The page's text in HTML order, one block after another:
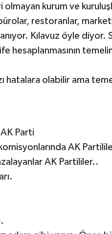
olmayan kurum ve
restoranlar,
Kılavuz öyle diyor.
hesaplanmasının
hatalara olabilir ama
Parti
AK
AK Partililer..